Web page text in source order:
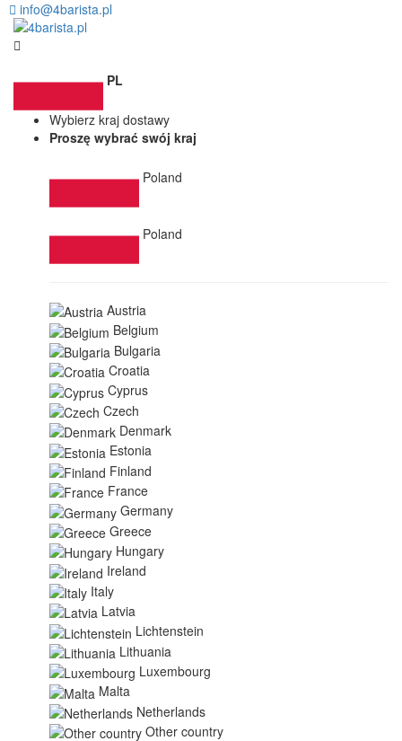
info@4barista.pl
PL
Wybierz kraj dostawy
Proszę wybrać swój kraj
Poland
Poland
Austria
Belgium
Bulgaria
Croatia
Cyprus
Czech
Denmark
Estonia
Finland
France
Germany
Greece
Hungary
Ireland
Italy
Latvia
Lichtenstein
Lithuania
Luxembourg
Malta
Netherlands
Other country